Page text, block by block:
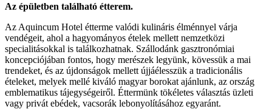
Az épületben található étterem.
Az Aquincum Hotel étterme valódi kulináris élménnyel várja
vendégeit, ahol a hagyományos ételek mellett nemzetközi
specialitásokkal is találkozhatnak. Szállodánk gasztronómiai
koncepciójában fontos, hogy merészek legyünk, kövessük a mai
trendeket, és az újdonságok mellett újjáélesszük a tradicionális
ételeket, melyek mellé kiváló magyar borokat ajánlunk, az ország
emblematikus tájegységeiről. Éttermünk tökéletes választás üzleti
vagy privát ebédek, vacsorák lebonyolításához egyaránt.